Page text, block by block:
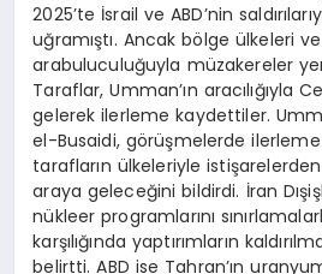
2025’te İsrail ve ABD’nin
uğramıştı. Ancak bölge ülkeleri ve
arabuluculuğuyla müzakereler
Taraflar, Umman’ın aracılığıyla
gelerek ilerleme kaydettiler.
el-Busaidi, görüşmelerde ilerleme
tarafların ülkeleriyle
araya geleceğini bildirdi. İran
nükleer programlarını
karşılığında yaptırımların
belirtti. ABD ise Tahran’ın